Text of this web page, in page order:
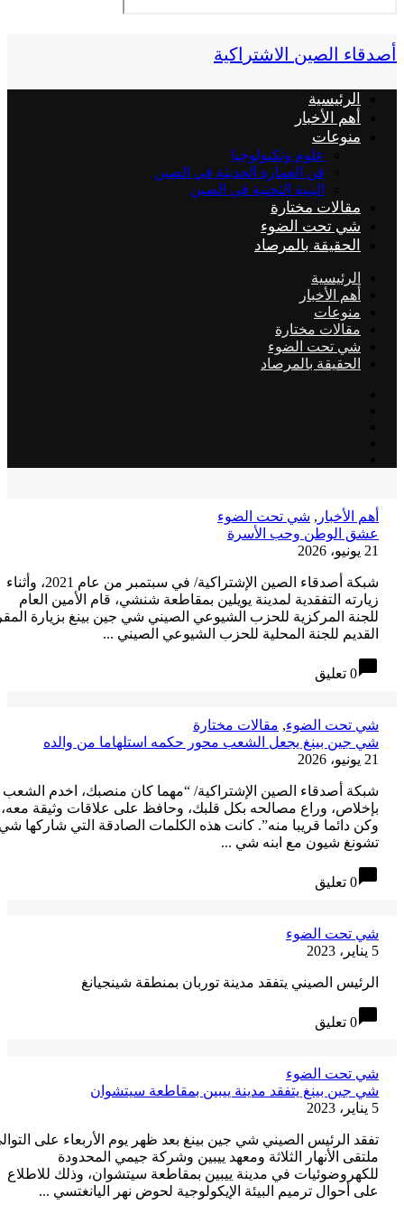
الصين الاشتراكية
الرئيسية
أهم الأخبار
منوعات
علوم وتكنولوجيا
فن العمارة الحديثة في الصين
البنية التحتية في الصين
مقالات مختارة
شي تحت الضوء
الحقيقة بالمرصاد
الرئيسية
أهم الأخبار
منوعات
مقالات مختارة
شي تحت الضوء
الحقيقة بالمرصاد
الأخبار,شي تحت الضوء
الوطن وحب الأسرة
شبكة أصدقاء الصين الإشتراكية/ في سبتمبر من عام 2021، وأثناء
التفقدية لمدينة يويلين بمقاطعة شنشي، قام الأمين العام
المركزية للحزب الشيوعي الصيني شي جين بينغ بزيارة المقر
للجنة المحلية للحزب الشيوعي الصيني ...
تحت الضوء,مقالات مختارة
جين بينغ يجعل الشعب محور حكمه استلهاما من والده
أصدقاء الصين الإشتراكية/ “مهما كان منصبك، اخدم الشعب
وراع مصالحه بكل قلبك، وحافظ على علاقات وثيقة معه،
دائما قريبا منه”. كانت هذه الكلمات الصادقة التي شاركها شي
شيون مع ابنه شي ...
تحت الضوء
الصيني يتفقد مدينة توربان بمنطقة شينجيانغ
تحت الضوء
جين بينغ يتفقد مدينة ييبين بمقاطعة سيتشوان
الرئيس الصيني شي جين بينغ بعد ظهر يوم الأربعاء على التوالي
الأنهار الثلاثة ومعهد ييبين وشركة جيمي المحدودة
في مدينة ييبين بمقاطعة سيتشوان، وذلك للاطلاع
أحوال ترميم البيئة الإيكولوجية لحوض نهر اليانغتسي ...